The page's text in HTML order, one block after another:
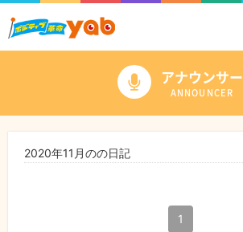
アナウンサー
ANNOUNCER
2020年11月のの日記
1